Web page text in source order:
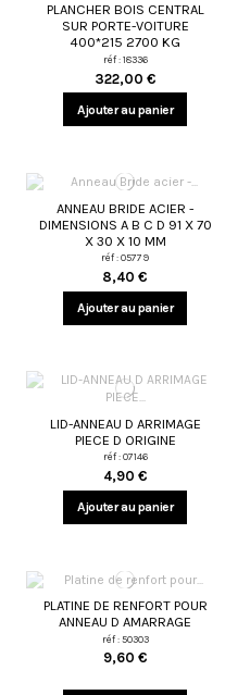
PLANCHER BOIS CENTRAL
SUR PORTE-VOITURE
400*215 2700 KG
réf : 18336
322,00 €
Ajouter au panier
ANNEAU BRIDE ACIER -
DIMENSIONS A B C D 91 X 70
X 30 X 10 MM
réf : 05779
8,40 €
Ajouter au panier
LID-ANNEAU D ARRIMAGE
PIECE D ORIGINE
réf : 07146
4,90 €
Ajouter au panier
PLATINE DE RENFORT POUR
ANNEAU D AMARRAGE
réf : 50303
9,60 €